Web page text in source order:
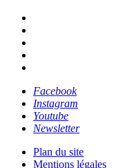
Facebook
Instagram
Youtube
Newsletter
Plan du site
Mentions légales